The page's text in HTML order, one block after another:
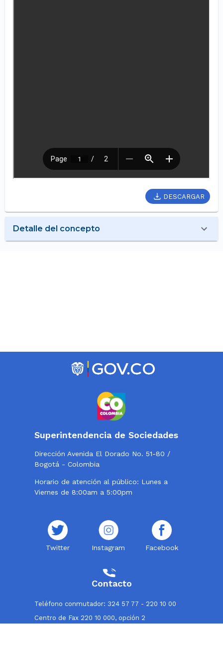
DESCARGAR
Detalle del concepto
Superintendencia de Sociedades
Dirección Avenida El Dorado No. 51-80 /
Bogotá - Colombia
Horario de atención al público: Lunes a
Viernes de 8:00am a 5:00pm
Twitter Instagram Facebook
Contacto
Teléfono conmutador: 324 57 77 - 220 10 00
Centro de Fax 220 10 000, opción 2